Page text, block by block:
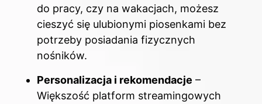
do pracy, czy na wakacjach, możesz
cieszyć się ulubionymi piosenkami bez
potrzeby posiadania fizycznych
nośników.
Personalizacja i rekomendacje –
Większość platform streamingowych